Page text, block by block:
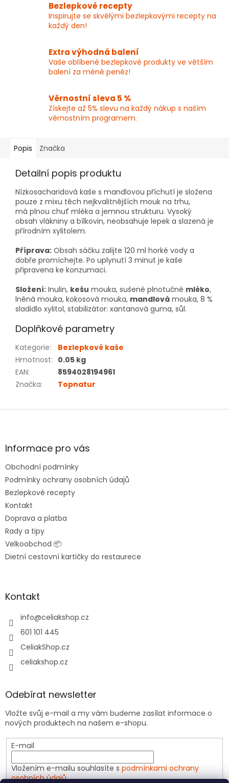
Bezlepkové recepty
Inspirujte se skvělými bezlepkovými recepty na
každý den!
Extra výhodná balení
Vaše oblíbené bezlepkové produkty ve větším
balení za méně peněz!
Věrnostní sleva 5 %
Získejte až 5% slevu na každý nákup s naším
věrnostním programem.
Popis Značka
Detailní popis produktu
Nízkosacharidová kaše s mandlovou příchutí je složena
pouze z mixu těch nejkvalitnějších mouk na trhu,
má plnou chuť mléka a jemnou strukturu. Vysoký
obsah vlákniny a bílkovin, neobsahuje lepek a slazená je
přírodním xylitolem.
Příprava: Obsah sáčku zalijte 120 ml horké vody a
dobře promíchejte. Po uplynutí 3 minut je kaše
připravena ke konzumaci.
Složení: Inulin, kešu mouka, sušené plnotučné mléko,
lněná mouka, kokosová mouka, mandlová mouka, 8 %
sladidlo xylitol, stabilizátor: xantanová guma, sůl.
Doplňkové parametry
Kategorie:
Bezlepkové kaše
Hmotnost: 0.05 kg
EAN:
8594028194961
Značka: Topnatur
Z
aInformace pro vás
Obchodní podmínky
Podmínky ochrany osobních údajů
Bezlepkové recepty
Kontakt
Doprava a platba
Rady a tipy
Velkoobchod 📦
Dietní cestovní kartičky do restaurece
Kontakt
info@celiakshop.cz
601 101 445
CeliakShop.cz
celiakshop.cz
Odebírat newsletter
Vložte svůj e-mail a my vám budeme zasílat informace o
nových produktech na našem e-shopu.
E-mail
Vložením e-mailu souhlasíte s podmínkami ochrany
osobních údajů